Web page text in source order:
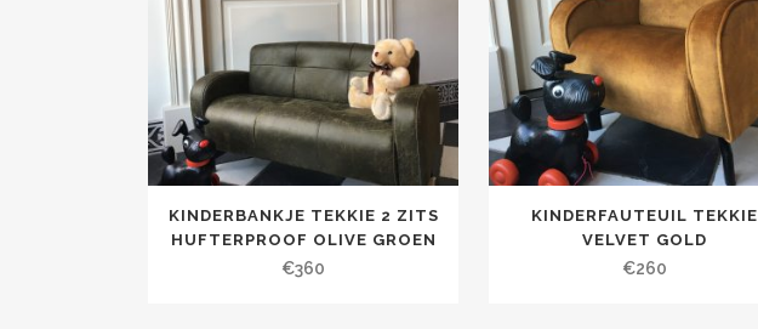
KINDERBANKJE TEKKIE 2 ZITS
HUFTERPROOF OLIVE GROEN
€360
KINDERFAUTEUIL TEKKIE
VELVET GOLD
€260